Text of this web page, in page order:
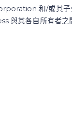
和/或其子
與其各自所有者之